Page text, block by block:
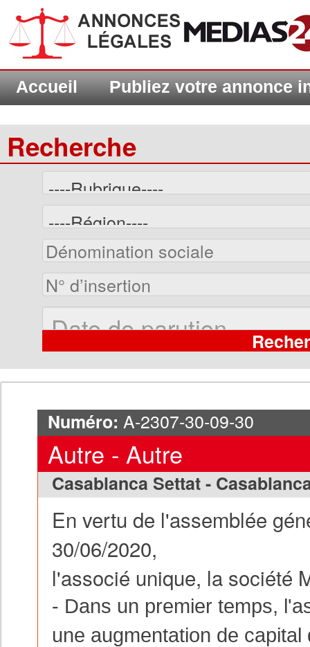
Accueil Publiez votre annonce
Recherche
Numéro: A-2307-30-09-30
Autre - Autre
Casablanca Settat -
En vertu de l'assemblée
30/06/2020,
l'associé unique, la société
- Dans un premier temps,
une augmentation de